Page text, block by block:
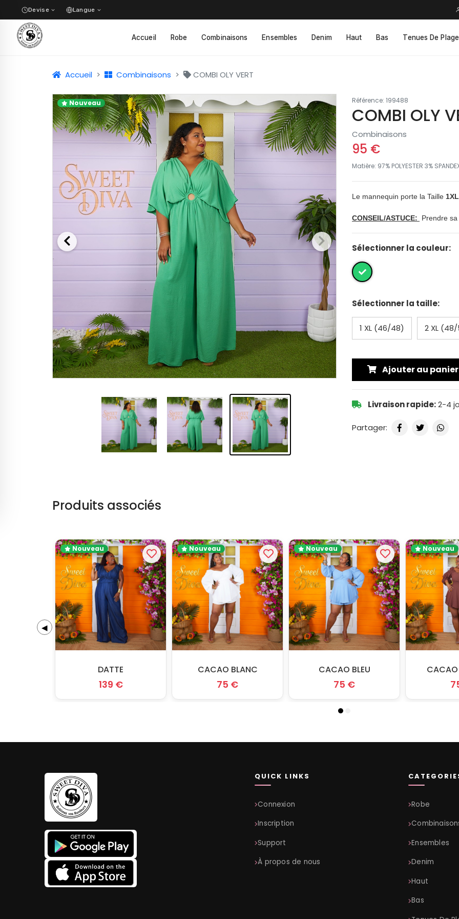
Devise Langue
Accueil Robe Combinaisons Ensembles Denim Haut Bas Tenues De Plage
Accueil Combinaisons COMBI OLY VERT
Nouveau Référence: 199488
COMBI OLY
Combinaisons
95 €
Matière: 97% POLYESTER 3%
Le mannequin porte la Taille 1XL
CONSEIL/ASTUCE: Prendre
Sélectionner la couleur:
Sélectionner la taille:
1 XL (46/48) 2 XL
Ajouter au panier
Livraison rapide:2-4
Partager:
Produits associés
Nouveau
DATTE
139 €
Nouveau
CACAO BLANC
75 €
Nouveau
CACAO BLEU
75 €
Nouveau
CACAO
◀
QUICK LINKS
Connexion
Inscription
Support
À propos de nous
Robe
Ensembles
Denim
Haut
Bas